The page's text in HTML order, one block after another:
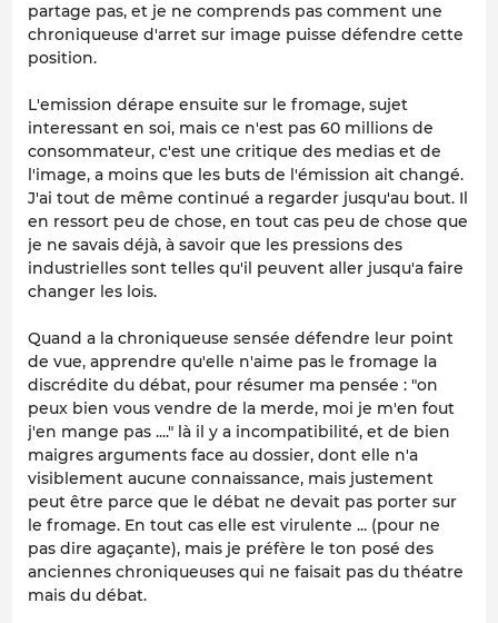
partage pas, et je ne comprends pas comment une
chroniqueuse d'arret sur image puisse défendre cette
position.
L'emission dérape ensuite sur le fromage, sujet
interessant en soi, mais ce n'est pas 60 millions de
consommateur, c'est une critique des medias et de
l'image, a moins que les buts de l'émission ait changé.
J'ai tout de même continué a regarder jusqu'au bout. Il
en ressort peu de chose, en tout cas peu de chose que
je ne savais déjà, à savoir que les pressions des
industrielles sont telles qu'il peuvent aller jusqu'a faire
changer les lois.
Quand a la chroniqueuse sensée défendre leur point
de vue, apprendre qu'elle n'aime pas le fromage la
discrédite du débat, pour résumer ma pensée : "on
peux bien vous vendre de la merde, moi je m'en fout
j'en mange pas ...." là il y a incompatibilité, et de bien
maigres arguments face au dossier, dont elle n'a
visiblement aucune connaissance, mais justement
peut être parce que le débat ne devait pas porter sur
le fromage. En tout cas elle est virulente ... (pour ne
pas dire agaçante), mais je préfère le ton posé des
anciennes chroniqueuses qui ne faisait pas du théatre
mais du débat.